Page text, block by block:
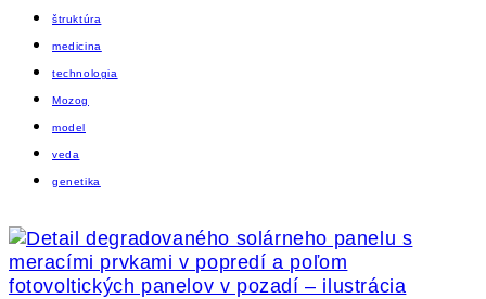
štruktúra
medicina
technologia
Mozog
model
veda
genetika